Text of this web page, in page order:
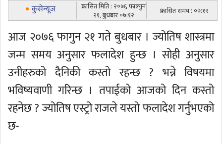
कुसेन्यूज
प्रकासित मिति : २०७६ फाल्गुन
२१, बुधबार ०७:१२
प्रकासित समय : ०७:१२
आज २०७६ फागुन २१ गते बुधबार । ज्योतिष शास्त्रमा
जन्म समय अनुसार फलादेश हुन्छ । सोही अनुसार
उनीहरुको दैनिकी कस्तो रहन्छ ? भन्ने विषयमा
भविष्यवाणी गरिन्छ । तपाईको आजको दिन कस्तो
रहनेछ ? ज्योतिष एस्ट्रो राजले यस्तो फलादेश गर्नुभएको
छ-